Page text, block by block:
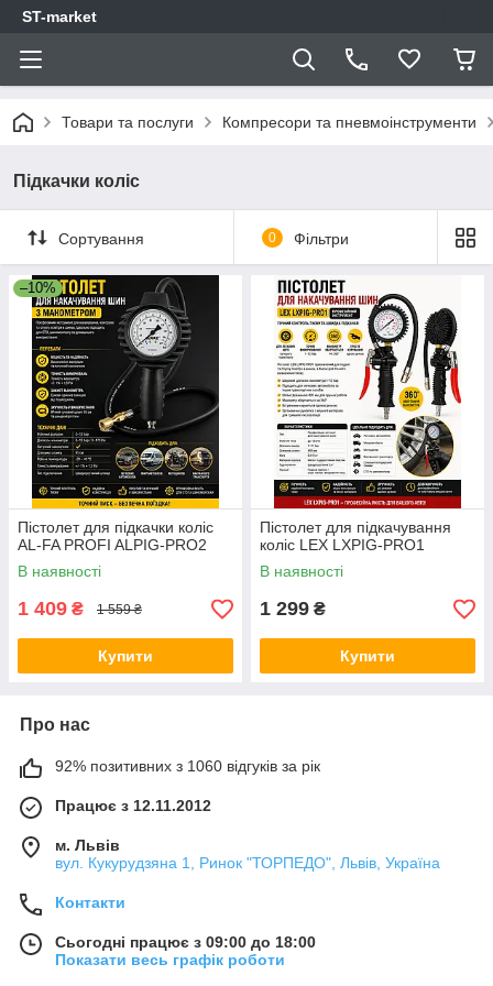
ST-market
Товари та послуги Компресори та пневмоінструменти
Підкачки коліс
Сортування 0 Фільтри
–10%
Пістолет для підкачки коліс
AL-FA PROFI ALPIG-PRO2
В наявності
1 409 ₴ 1 559 ₴
Купити
Пістолет для підкачування
коліс LEX LXPIG-PRO1
В наявності
1 299 ₴
Купити
Про нас
92% позитивних з 1060 відгуків за рік
Працює з 12.11.2012
м. Львів
вул. Кукурудзяна 1, Ринок "ТОРПЕДО", Львів, Україна
Контакти
Сьогодні працює з 09:00 до 18:00
Показати весь графік роботи